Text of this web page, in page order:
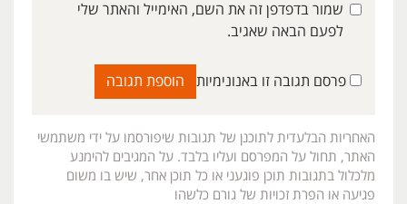
שמור בדפדפן זה את השם, האימייל והאתר שלי
לפעם הבאה שאגיב.
פרסם תגובה זו באנונימיות
האחריות הבלעדית לתוכנן של תגובות שיפורסמו על ידי משתמשי
האתר, תחול על המפרסם ועליו בלבד. על המגיבים להימנע
מלכלול בתגובות תוכן פוגעני או כל תוכן אחר, שיש בו משום
פגיעה או הפרת זכויות של גורם כלשהו